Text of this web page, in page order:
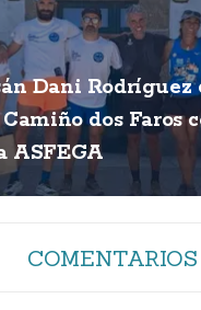
Dani
dos Faros
ASFEGA
COMENTARIOS